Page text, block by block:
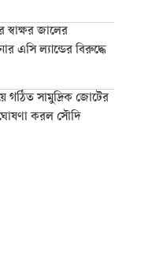
স্বাক্ষর জালের
এসি ল্যান্ডের বিরুদ্ধে
গঠিত সামুদ্রিক জোটের
ঘোষণা করল সৌদি